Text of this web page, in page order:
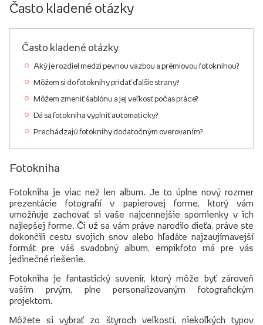
Často kladené otázky
Často kladené otázky
Aký je rozdiel medzi pevnou väzbou a prémiovou fotoknihou?
Môžem si do fotoknihy pridať ďalšie strany?
Môžem zmeniť šablónu a jej veľkosť počas práce?
Dá sa fotokniha vyplniť automaticky?
Prechádzajú fotoknihy dodatočným overovaním?
Fotokniha
Fotokniha je viac než len album. Je to úplne nový rozmer
prezentácie fotografií v papierovej forme, ktorý vám
umožňuje zachovať si vaše najcennejšie spomienky v ich
najlepšej forme. Či už sa vám práve narodilo dieťa, práve ste
dokončili cestu svojich snov alebo hľadáte najzaujímavejší
formát pre váš svadobný album, empikfoto má pre vás
jedinečné riešenie.
Fotokniha je fantastický suvenír, ktorý môže byť zároveň
vaším prvým, plne personalizovaným fotografickým
projektom.
Môžete si vybrať zo štyroch veľkostí, niekoľkých typov